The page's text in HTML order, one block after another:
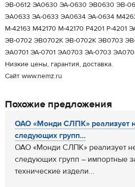
ЭВ-0612 ЭА0630 ЭА-0630 ЭВ0630 ЭВ-
ЭA0633 ЭА-0633 ЭA0634 ЭА-0634
М-42163 М42170 М-42170 Р4201 Р-4201
ЭВ-0702 ЭВ0702К ЭВ-0702К ЭB0703
ЭA0701 ЭА-0701 ЭA0703 ЭА-0703
Низкие цены, гарантия, доставка.
Сайт www.nemz.ru
Похожие предложения
ОАО «Монди СЛПК» реализует
следующих групп...
ОАО «Монди СЛПК» реализует
следующих групп – импортные
технические издели...